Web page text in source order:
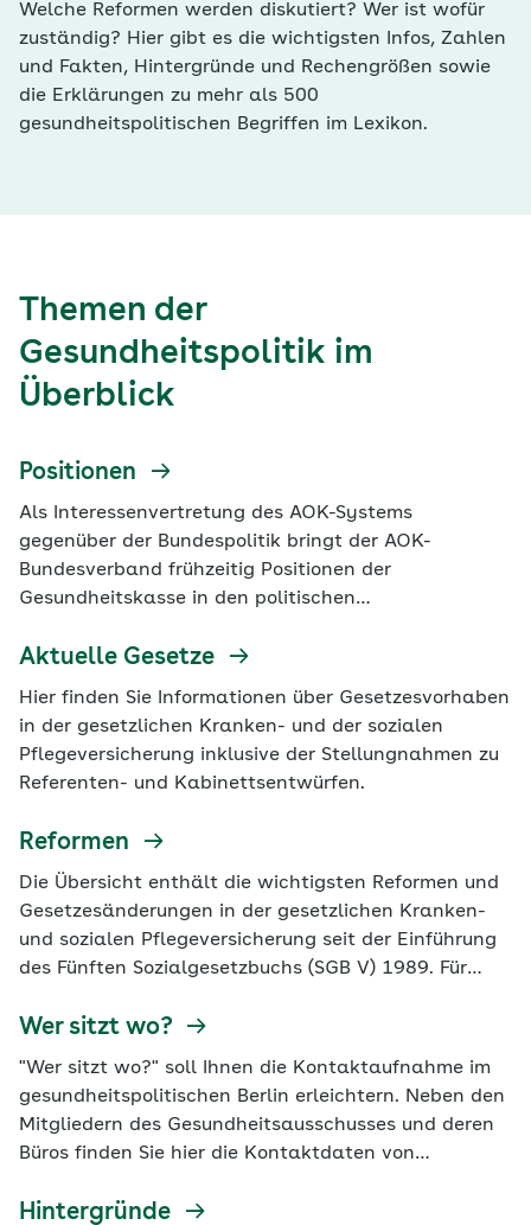
Welche Reformen werden diskutiert? Wer ist wofür
zuständig? Hier gibt es die wichtigsten Infos, Zahlen
und Fakten, Hintergründe und Rechengrößen sowie
die Erklärungen zu mehr als 500
gesundheitspolitischen Begriffen im Lexikon.
Themen der
Gesundheitspolitik im
Überblick
Positionen
Als Interessenvertretung des AOK-Systems
gegenüber der Bundespolitik bringt der AOK-
Bundesverband frühzeitig Positionen der
Gesundheitskasse in den politischen
themenspezifische Papiere zu gesundheitspolitischen
Aktuelle Gesetze
Hier finden Sie Informationen über Gesetzesvorhaben
in der gesetzlichen Kranken- und der sozialen
Pflegeversicherung inklusive der Stellungnahmen zu
Referenten- und Kabinettsentwürfen.
Reformen
Die Übersicht enthält die wichtigsten Reformen und
Gesetzesänderungen in der gesetzlichen Kranken-
und sozialen Pflegeversicherung seit der Einführung
des Fünften Sozialgesetzbuchs (SGB V) 1989. Für
Versicherte und Patienten, Vertragsärzte,
Finanzierung aufgeführt.
Wer sitzt wo?
"Wer sitzt wo?" soll Ihnen die Kontaktaufnahme im
gesundheitspolitischen Berlin erleichtern. Neben den
Mitgliedern des Gesundheitsausschusses und deren
Büros finden Sie hier die Kontaktdaten von
Journalistinnen und Journalisten, die über
Hintergründe